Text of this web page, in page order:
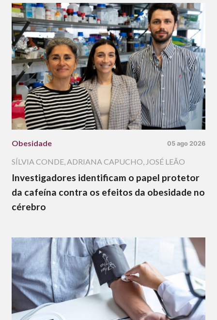
Obesidade 05 ago 2026
SÍLVIA CONDE,ADRIANA CAPUCHO, JOSÉ LEÃO
Investigadores identificam o papel protetor
da cafeína contra os efeitos da obesidade no
cérebro